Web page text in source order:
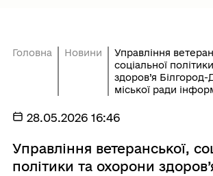
Головна Новини
Управління
соціальної
здоров’я Білгород-
міської ради
28.05.2026 16:46
Управління ветеранської,
політики та охорони